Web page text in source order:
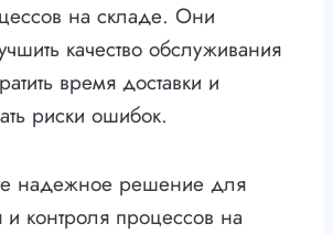
на складе. Они
качество обслуживания
время доставки и
риски ошибок.
надежное решение для
и контроля процессов на